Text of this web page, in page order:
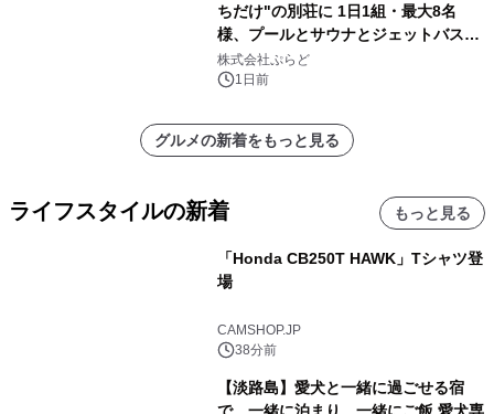
ちだけ"の別荘に 1日1組・最大8名
様、プールとサウナとジェットバス付
きで Villa Mon Temps AWAJIの連泊
素泊りプラン
株式会社ぷらど
1日前
グルメの新着をもっと見る
ライフスタイルの新着 もっと見る
「Honda CB250T HAWK」Tシャツ登
場
CAMSHOP.JP
38分前
【淡路島】愛犬と一緒に過ごせる宿